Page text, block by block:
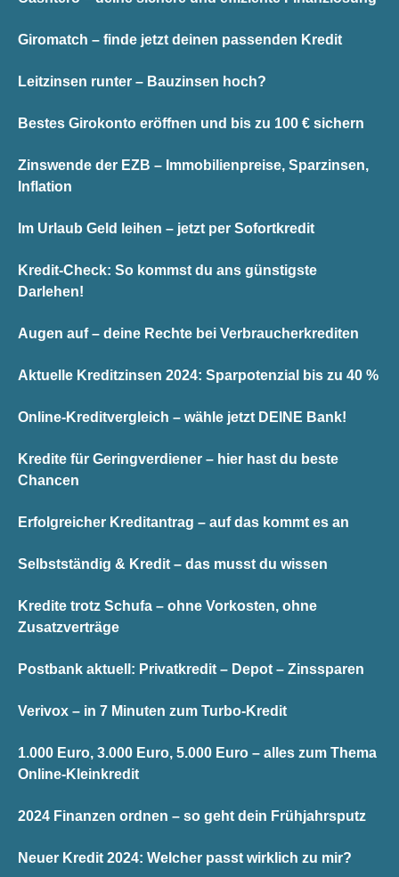
Giromatch – finde jetzt deinen passenden Kredit
Leitzinsen runter – Bauzinsen hoch?
Bestes Girokonto eröffnen und bis zu 100 € sichern
Zinswende der EZB – Immobilienpreise, Sparzinsen,
Inflation
Im Urlaub Geld leihen – jetzt per Sofortkredit
Kredit-Check: So kommst du ans günstigste
Darlehen!
Augen auf – deine Rechte bei Verbraucherkrediten
Aktuelle Kreditzinsen 2024: Sparpotenzial bis zu 40 %
Online-Kreditvergleich – wähle jetzt DEINE Bank!
Kredite für Geringverdiener – hier hast du beste
Chancen
Erfolgreicher Kreditantrag – auf das kommt es an
Selbstständig & Kredit – das musst du wissen
Kredite trotz Schufa – ohne Vorkosten, ohne
Zusatzverträge
Postbank aktuell: Privatkredit – Depot – Zinssparen
Verivox – in 7 Minuten zum Turbo-Kredit
1.000 Euro, 3.000 Euro, 5.000 Euro – alles zum Thema
Online-Kleinkredit
2024 Finanzen ordnen – so geht dein Frühjahrsputz
Neuer Kredit 2024: Welcher passt wirklich zu mir?